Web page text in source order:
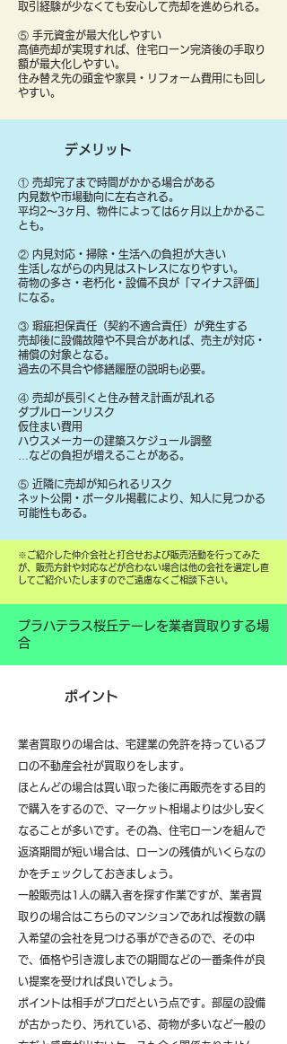
取引経験が少なくても安心して売却を進められる。
⑤ 手元資金が最大化しやすい
高値売却が実現すれば、住宅ローン完済後の手取り
額が最大化しやすい。
住み替え先の頭金や家具・リフォーム費用にも回し
やすい。
デメリット
① 売却完了まで時間がかかる場合がある
内見数や市場動向に左右される。
平均2〜3ヶ月、物件によっては6ヶ月以上かかるこ
とも。
② 内見対応・掃除・生活への負担が大きい
生活しながらの内見はストレスになりやすい。
荷物の多さ・老朽化・設備不良が「マイナス評価」
になる。
③ 瑕疵担保責任（契約不適合責任）が発生する
売却後に設備故障や不具合があれば、売主が対応・
補償の対象となる。
過去の不具合や修繕履歴の説明も必要。
④ 売却が長引くと住み替え計画が乱れる
ダブルローンリスク
仮住まい費用
ハウスメーカーの建築スケジュール調整
…などの負担が増えることがある。
⑤ 近隣に売却が知られるリスク
ネット公開・ポータル掲載により、知人に見つかる
可能性もある。
​※ご紹介した仲介会社と打合せおよび販売活動を行ってみた
が、販売方針や対応などが合わない場合は他の会社を選定し直
してご紹介いたしますのでご遠慮なくご相談下さい。
プラハテラス桜丘テーレを業者買取りする場
合
ポイント
業者買取りの場合は、宅建業の免許を持っているプ
ロの不動産会社が買取りをします。
ほとんどの場合は買い取った後に再販売をする目的
で購入をするので、マーケット相場よりは少し安く
なることが多いです。その為、住宅ローンを組んで
返済期間が短い場合は、ローンの残債がいくらなの
かをチェックしておきましょう。
一般販売は1人の購入者を探す作業ですが、業者買
取りの場合はこちらのマンションであれば複数の購
入希望の会社を見つける事ができるので、その中
で、価格や引き渡しまでの期間などの一番条件が良
い提案を受ければ良いでしょう。
ポイントは相手がプロだという点です。部屋の設備
が古かったり、汚れている、荷物が多いなど一般の